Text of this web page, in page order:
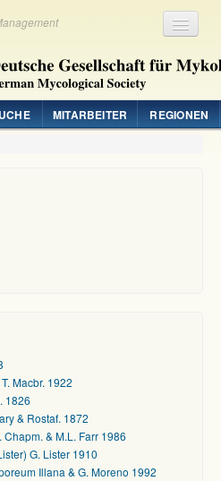
MITARBEITER REGIONEN
Macbr. 1922
1826
& Rostaf. 1872
& M.L. Farr 1986
G. Lister 1910
Illana & G. Moreno 1992